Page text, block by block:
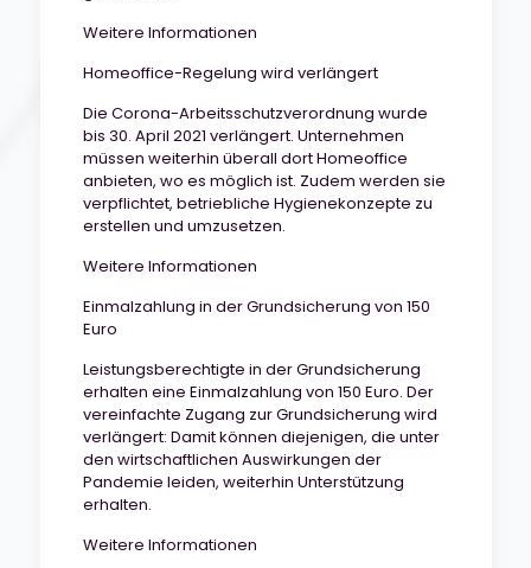
Weitere Informationen
Homeoffice-Regelung wird verlängert
Die Corona-Arbeitsschutzverordnung wurde
bis 30. April 2021 verlängert. Unternehmen
müssen weiterhin überall dort Homeoffice
anbieten, wo es möglich ist. Zudem werden sie
verpflichtet, betriebliche Hygienekonzepte zu
erstellen und umzusetzen.
Weitere Informationen
Einmalzahlung in der Grundsicherung von 150
Euro
Leistungsberechtigte in der Grundsicherung
erhalten eine Einmalzahlung von 150 Euro. Der
vereinfachte Zugang zur Grundsicherung wird
verlängert: Damit können diejenigen, die unter
den wirtschaftlichen Auswirkungen der
Pandemie leiden, weiterhin Unterstützung
erhalten.
Weitere Informationen